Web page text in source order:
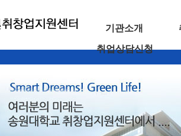
기관소개
취업상담신청